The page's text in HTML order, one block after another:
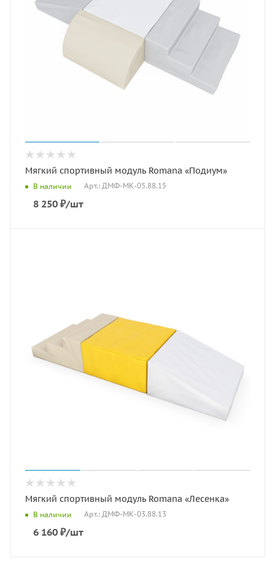
Мягкий спортивный модуль Romana «Подиум»
В наличии Арт.: ДМФ-МК-05.88.15
8 250 ₽/шт
Мягкий спортивный модуль Romana «Лесенка»
В наличии Арт.: ДМФ-МК-03.88.13
6 160 ₽/шт